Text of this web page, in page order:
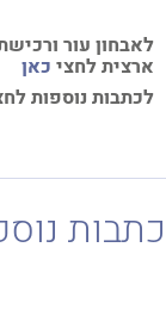
עור ורכישת
לחציכאן
נוספות לחצי